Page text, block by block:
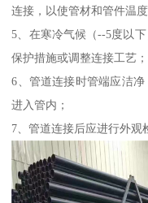
连接，以使管材和管件温度
5、在寒冷气候（--5度以
保护措施或调整连接工艺；
6、管道连接时管端应洁
进入管内；
7、管道连接后应进行外观